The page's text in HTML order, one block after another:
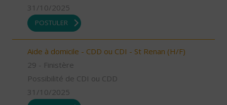
31/10/2025
POSTULER
Aide à domicile - CDD ou CDI - St Renan (H/F)
29 - Finistère
Possibilité de CDI ou CDD
31/10/2025